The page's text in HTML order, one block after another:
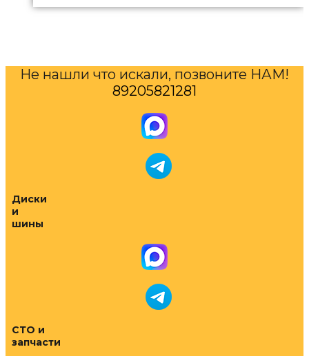
Не нашли что искали, позвоните НАМ!
89205821281
Диски
и
шины
СТО и
запчасти